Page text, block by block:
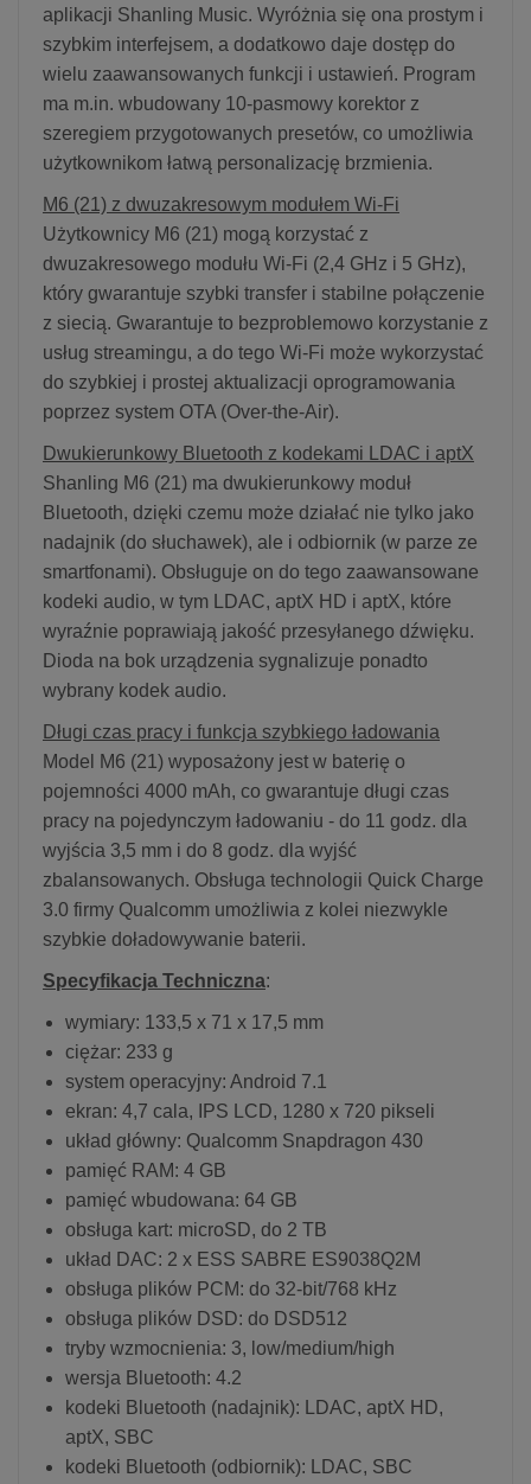
aplikacji Shanling Music. Wyróżnia się ona prostym i
szybkim interfejsem, a dodatkowo daje dostęp do
wielu zaawansowanych funkcji i ustawień. Program
ma m.in. wbudowany 10-pasmowy korektor z
szeregiem przygotowanych presetów, co umożliwia
użytkownikom łatwą personalizację brzmienia.
M6 (21) z dwuzakresowym modułem Wi-Fi
Użytkownicy M6 (21) mogą korzystać z
dwuzakresowego modułu Wi-Fi (2,4 GHz i 5 GHz),
który gwarantuje szybki transfer i stabilne połączenie
z siecią. Gwarantuje to bezproblemowo korzystanie z
usług streamingu, a do tego Wi-Fi może wykorzystać
do szybkiej i prostej aktualizacji oprogramowania
poprzez system OTA (Over-the-Air).
Dwukierunkowy Bluetooth z kodekami LDAC i aptX
Shanling M6 (21) ma dwukierunkowy moduł
Bluetooth, dzięki czemu może działać nie tylko jako
nadajnik (do słuchawek), ale i odbiornik (w parze ze
smartfonami). Obsługuje on do tego zaawansowane
kodeki audio, w tym LDAC, aptX HD i aptX, które
wyraźnie poprawiają jakość przesyłanego dźwięku.
Dioda na bok urządzenia sygnalizuje ponadto
wybrany kodek audio.
Długi czas pracy i funkcja szybkiego ładowania
Model M6 (21) wyposażony jest w baterię o
pojemności 4000 mAh, co gwarantuje długi czas
pracy na pojedynczym ładowaniu - do 11 godz. dla
wyjścia 3,5 mm i do 8 godz. dla wyjść
zbalansowanych. Obsługa technologii Quick Charge
3.0 firmy Qualcomm umożliwia z kolei niezwykle
szybkie doładowywanie baterii.
Specyfikacja Techniczna:
wymiary: 133,5 x 71 x 17,5 mm
ciężar: 233 g
system operacyjny: Android 7.1
ekran: 4,7 cala, IPS LCD, 1280 x 720 pikseli
układ główny: Qualcomm Snapdragon 430
pamięć RAM: 4 GB
pamięć wbudowana: 64 GB
obsługa kart: microSD, do 2 TB
układ DAC: 2 x ESS SABRE ES9038Q2M
obsługa plików PCM: do 32-bit/768 kHz
obsługa plików DSD: do DSD512
tryby wzmocnienia: 3, low/medium/high
wersja Bluetooth: 4.2
kodeki Bluetooth (nadajnik): LDAC, aptX HD,
aptX, SBC
kodeki Bluetooth (odbiornik): LDAC, SBC